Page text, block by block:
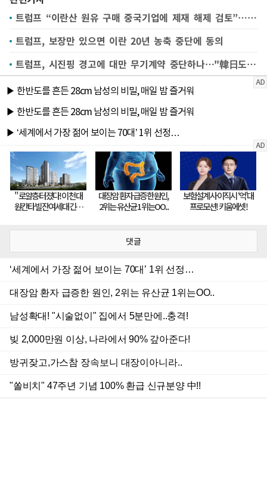
트럼프 “이란산 원유 구매 중국기업에 제재 해제 검토”…며칠 내 결정
트럼프, 보장만 있으면 이란 20년 농축 중단에 동의
트럼프, 시진핑 경고에 대만 무기계약 중단하나…"韓日도 불안케해"
댓글